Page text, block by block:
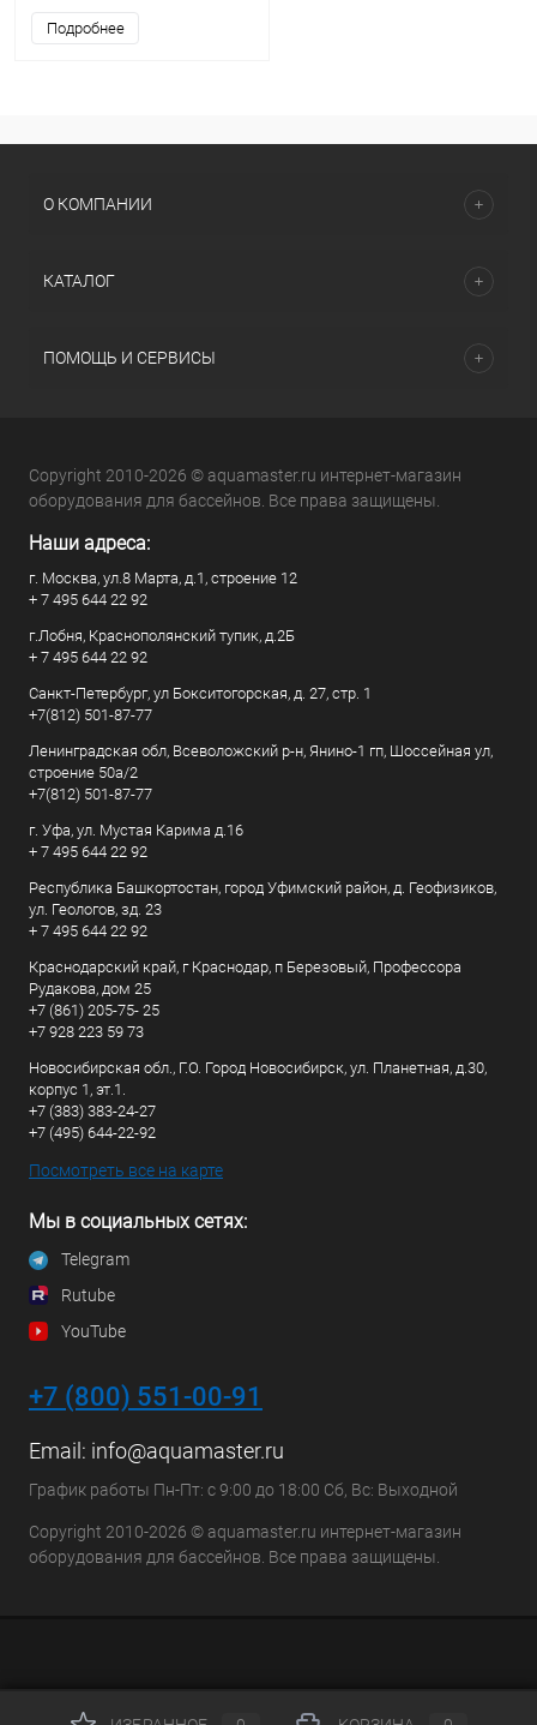
Подробнее
О КОМПАНИИ
КАТАЛОГ
ПОМОЩЬ И СЕРВИСЫ
Copyright 2010-2026 © aquamaster.ru интернет-магазин
оборудования для бассейнов. Все права защищены.
Наши адреса:
г. Москва, ул.8 Марта, д.1, строение 12
+ 7 495 644 22 92
г.Лобня, Краснополянский тупик, д.2Б
+ 7 495 644 22 92
Санкт-Петербург, ул Бокситогорская, д. 27, стр. 1
+7(812) 501-87-77
Ленинградская обл, Всеволожский р-н, Янино-1 гп, Шоссейная ул,
строение 50а/2
+7(812) 501-87-77
г. Уфа, ул. Мустая Карима д.16
+ 7 495 644 22 92
Республика Башкортостан, город Уфимский район, д. Геофизиков,
ул. Геологов, зд. 23
+ 7 495 644 22 92
Краснодарский край, г Краснодар, п Березовый, Профессора
Рудакова, дом 25
+7 (861) 205-75- 25
+7 928 223 59 73
Новосибирская обл., Г.О. Город Новосибирск, ул. Планетная, д.30,
корпус 1, эт.1.
+7 (383) 383-24-27
+7 (495) 644-22-92
Посмотреть все на карте
Мы в социальных сетях:
Telegram
Rutube
YouTube
+7 (800) 551-00-91
Email: info@aquamaster.ru
График работы Пн-Пт: с 9:00 до 18:00 Сб, Вс: Выходной
Copyright 2010-2026 © aquamaster.ru интернет-магазин
оборудования для бассейнов. Все права защищены.